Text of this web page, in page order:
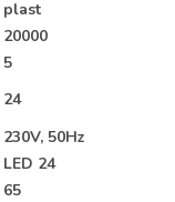
plast
20000
5
24
230V, 50Hz
LED 24
65